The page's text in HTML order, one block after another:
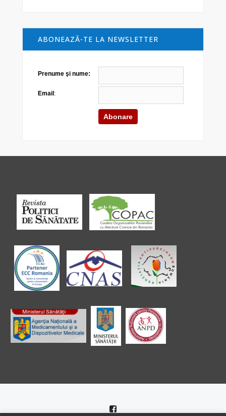
ABONEAZĂ-TE LA NEWSLETTER
Prenume şi nume:
Email :